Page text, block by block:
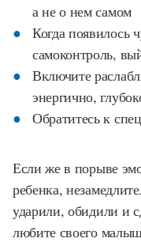
а не о нем самом
Когда появилось
самоконтроль,
Включите
энергично,
Обратитесь к
Если же в порыве
ребенка,
ударили, обидили и
любите своего